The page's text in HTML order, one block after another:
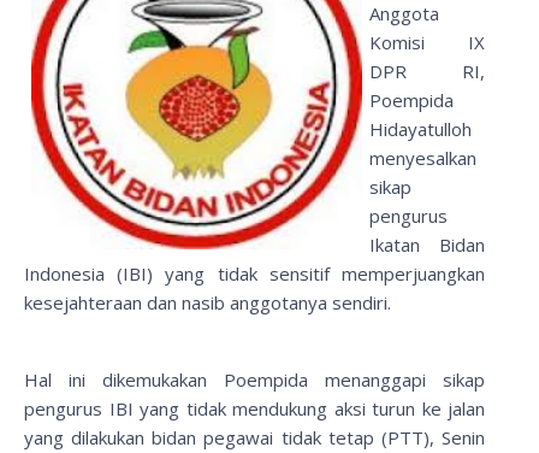
Anggota
Komisi IX
DPR RI,
Poempida
Hidayatulloh
menyesalkan
sikap
pengurus
Ikatan Bidan
Indonesia (IBI) yang tidak sensitif memperjuangkan
kesejahteraan dan nasib anggotanya sendiri.
Hal ini dikemukakan Poempida menanggapi sikap
pengurus IBI yang tidak mendukung aksi turun ke jalan
yang dilakukan bidan pegawai tidak tetap (PTT), Senin